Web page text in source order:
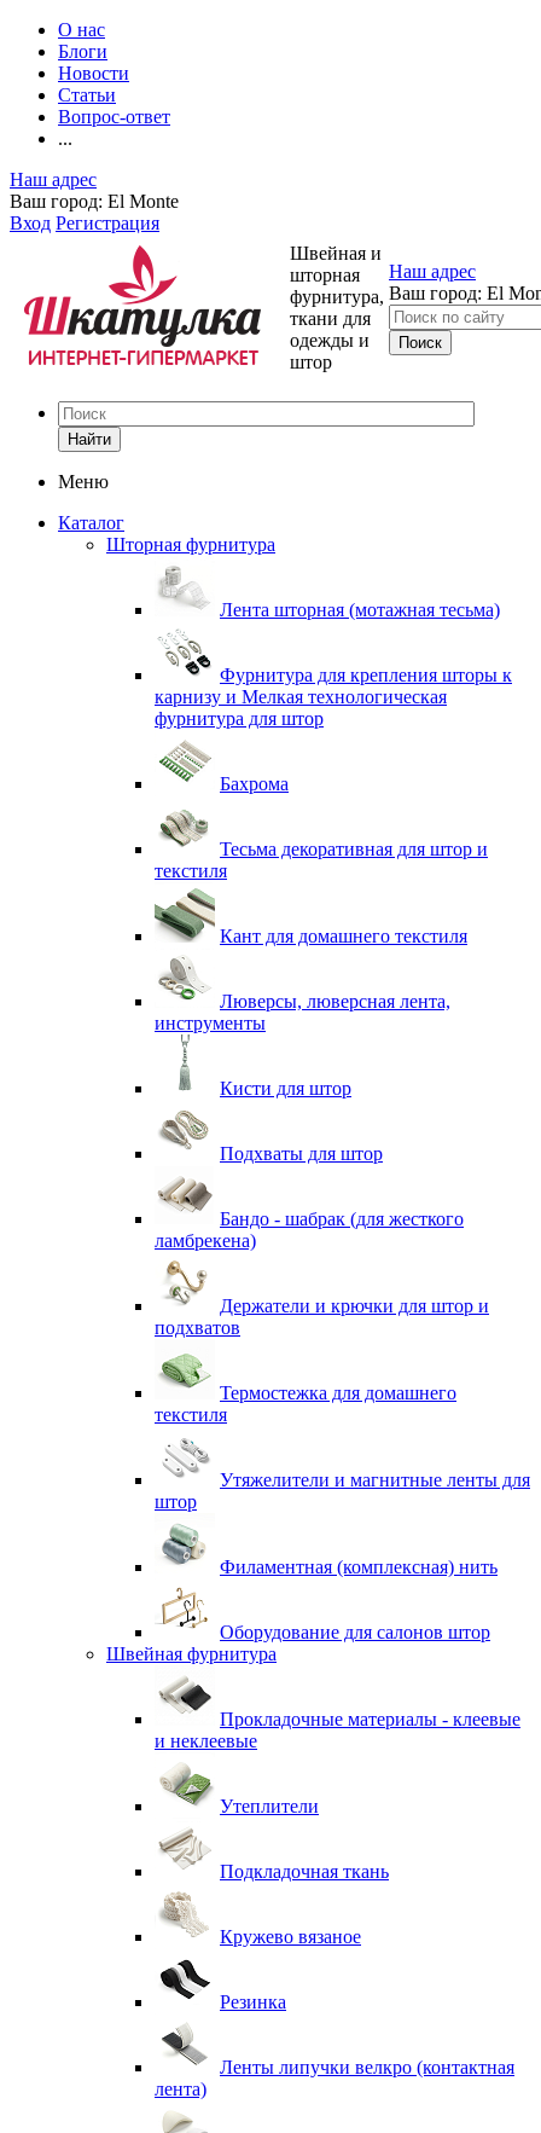
О нас
Блоги
Новости
Статьи
Вопрос-ответ
...
Наш адрес
Ваш город: El Monte
Вход Регистрация
Швейная и
шторная
фурнитура,
ткани для
одежды и
штор
Наш адрес
Ваш город: El
Найти
Меню
Каталог
Шторная фурнитура
Лента шторная (мотажная тесьма)
Фурнитура для крепления шторы к
карнизу и Мелкая технологическая
фурнитура для штор
Бахрома
Тесьма декоративная для штор и
текстиля
Кант для домашнего текстиля
Люверсы, люверсная лента,
инструменты
Кисти для штор
Подхваты для штор
Бандо - шабрак (для жесткого
ламбрекена)
Держатели и крючки для штор и
подхватов
Термостежка для домашнего
текстиля
Утяжелители и магнитные ленты для
штор
Филаментная (комплексная) нить
Оборудование для салонов штор
Швейная фурнитура
Прокладочные материалы - клеевые
и неклеевые
Утеплители
Подкладочная ткань
Кружево вязаное
Резинка
Ленты липучки велкро (контактная
лента)